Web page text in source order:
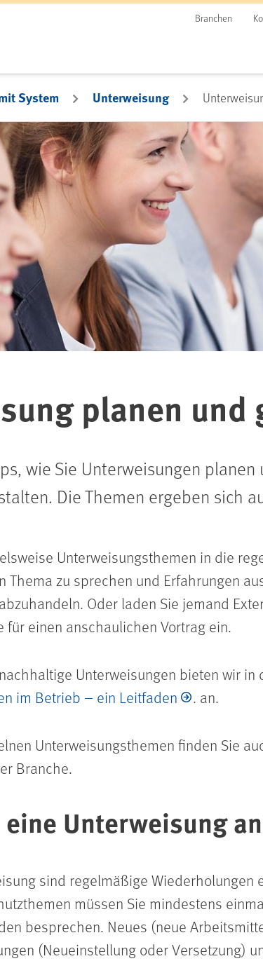
Branchen
System Unterweisung
planen und
wie Sie Unterweisungen
Die Themen ergeben sich
Unterweisungsthemen in die
Thema zu sprechen und Erfahrungen
Oder laden Sie jemand
für einen anschaulichen Vortrag ein.
Unterweisungen bieten wir in
im Betrieb – ein Leitfaden . an.
Unterweisungsthemen finden Sie
Branche.
Unterweisung
sind regelmäßige Wiederholungen
müssen Sie mindestens
besprechen. Neues (neue
(Neueinstellung oder Versetzung)